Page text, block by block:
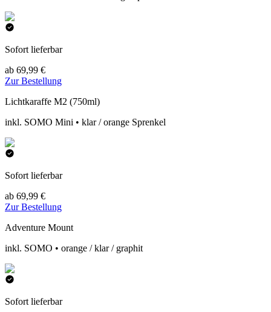
Sofort lieferbar
ab 69,99 €
Zur Bestellung
Lichtkaraffe M2 (750ml)
inkl. SOMO Mini • klar / orange Sprenkel
Sofort lieferbar
ab 69,99 €
Zur Bestellung
Adventure Mount
inkl. SOMO • orange / klar / graphit
Sofort lieferbar